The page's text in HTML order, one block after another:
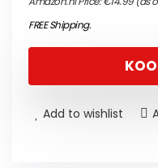
FREE Shipping.
Add to wishlist